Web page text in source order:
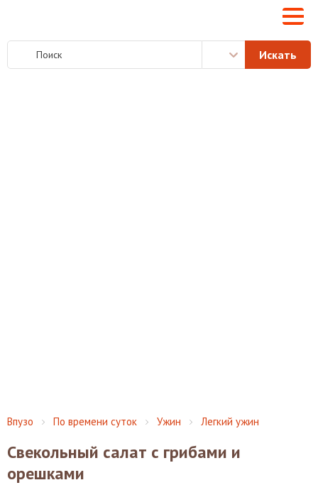
Впузо По времени суток Ужин Легкий ужин
Свекольный салат с грибами и
орешками